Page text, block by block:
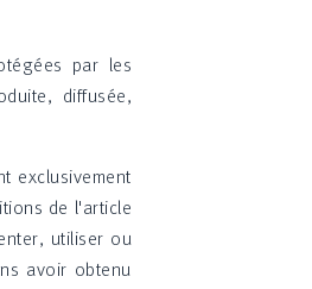
par les
diffusée,
exclusivement
de l'article
utiliser ou
avoir obtenu